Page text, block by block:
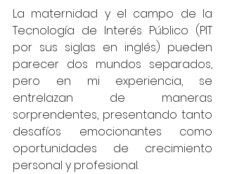
La maternidad y el campo de la
Tecnología de Interés Público (PIT
por sus siglas en inglés) pueden
parecer dos mundos separados,
pero en mi experiencia, se
entrelazan de maneras
sorprendentes, presentando tanto
desafíos emocionantes como
oportunidades de crecimiento
personal y profesional.